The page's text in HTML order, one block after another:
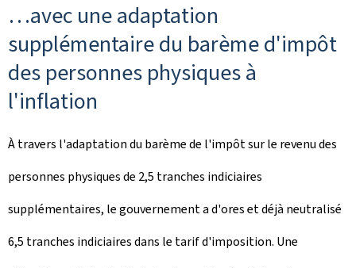
…avec une adaptation
supplémentaire du barème d'impôt
des personnes physiques à
l'inflation
À travers l'adaptation du barème de l'impôt sur le revenu des
personnes physiques de 2,5 tranches indiciaires
supplémentaires, le gouvernement a d'ores et déjà neutralisé
6,5 tranches indiciaires dans le tarif d'imposition. Une